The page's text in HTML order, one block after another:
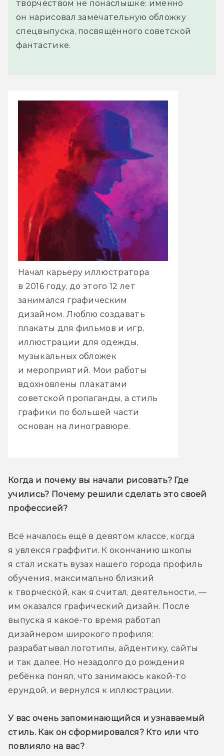
творчеством не понаслышке: именно
он нарисовал замечательную обложку
спецвыпуска, посвящённого советской
фантастике.
Начал карьеру иллюстратора
в 2016 году, до этого 12 лет
занимался графическим
дизайном. Люблю создавать
плакаты для фильмов и игр,
иллюстрации для одежды,
музыкальных обложек
и мероприятий. Мои работы
вдохновлены плакатами
советской пропаганды, а стиль
графики по большей части
основан на линогравюре.
Когда и почему вы начали рисовать? Где
учились? Почему решили сделать это своей
профессией?
Всё началось ещё в девятом классе, когда
я увлекся граффити. К окончанию школы
я стал искать вузах нашего города профиль
обучения, максимально близкий
к творческой, как я считал, деятельности, —
им оказался графический дизайн. После
выпуска я какое-то время работал
дизайнером широкого профиля:
разрабатывал логотипы, айдентику, сайты
и так далее. Но незадолго до рождения
ребёнка понял, что занимаюсь какой-то
ерундой, и вернулся к иллюстрации.
У вас очень запоминающийся и узнаваемый
стиль. Как он сформировался? Кто или что
повлияло на вас?